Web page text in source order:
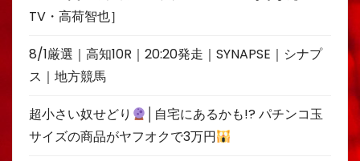
TV・高荷智也］
8/1厳選｜高知10R｜20:20発走｜SYNAPSE｜シナプ
ス｜地方競馬
超小さい奴せどり
│自宅にあるかも!? パチンコ玉
サイズの商品がヤフオクで3万円